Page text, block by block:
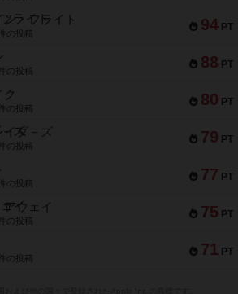
94 PT
・フライト
の投稿
88 PT
の投稿
80 PT
の投稿
79 PT
ダ－ズ
の投稿
77 PT
の投稿
75 PT
ウェイ
の投稿
71 PT
の投稿